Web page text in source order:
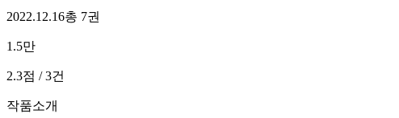
2022.12.16총 7권
1.5만
2.3점 / 3건
작품소개